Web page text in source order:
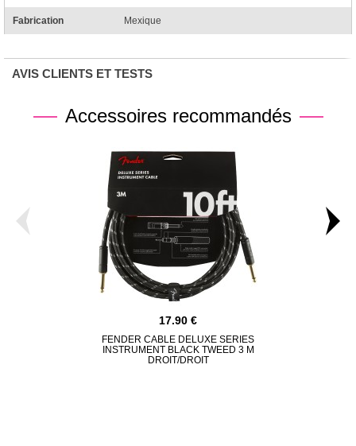
Fabrication Mexique
AVIS CLIENTS ET TESTS
Accessoires recommandés
17.90
FENDER CABLE DELUXE SERIES
INSTRUMENT BLACK TWEED 3 M
DROIT/DROIT